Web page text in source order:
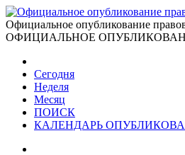
Официальное опубликование
ОФИЦИАЛЬНОЕ
Сегодня
Неделя
Месяц
ПОИСК
КАЛЕНДАРЬ